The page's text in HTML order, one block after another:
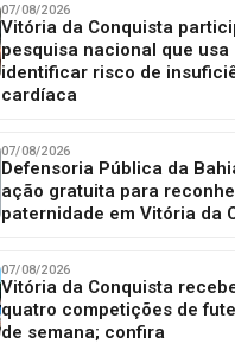
07/08/2026
Vitória da Conquista
pesquisa nacional que usa
identificar risco de
cardíaca
07/08/2026
Defensoria Pública da
ação gratuita para
paternidade em Vitória da
07/08/2026
Vitória da Conquista
quatro competições de
de semana; confira